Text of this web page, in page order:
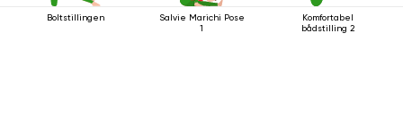
Boltstillingen
Salvie Marichi Pose
1
Komfortabel
bådstilling 2